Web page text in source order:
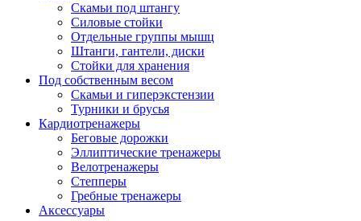
Скамьи под штангу
Силовые стойки
Отдельные группы мышц
Штанги, гантели, диски
Стойки для хранения
Под собственным весом
Скамьи и гиперэкстензии
Турники и брусья
Кардиотренажеры
Беговые дорожки
Эллиптические тренажеры
Велотренажеры
Степперы
Гребные тренажеры
Аксессуары